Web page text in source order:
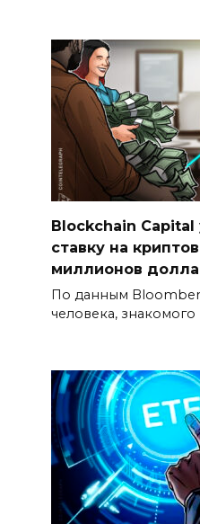
Blockchain Capital
ставку на
миллионов
По данным
человека, знакомого